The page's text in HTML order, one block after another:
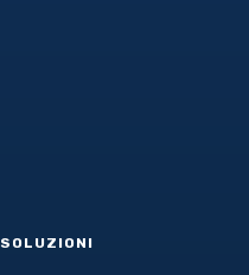
SOLUZIONI